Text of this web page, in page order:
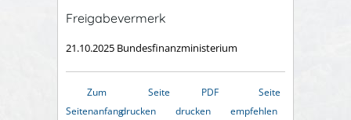
Freigabevermerk
21.10.2025 Bundesfinanzministerium
Zum
Seitenanfang
Seite
drucken
PDF
drucken
Seite
empfehlen